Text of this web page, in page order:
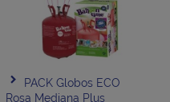
PACK Globos ECO
Rosa Mediana Plus